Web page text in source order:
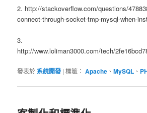
2. http://stackoverflow.com/questions/
connect-through-socket-tmp-mysql-when-
3.
http://www.loliman3000.com/tech/
發表於 系統開發 |標籤： Apache 、MySQL 、